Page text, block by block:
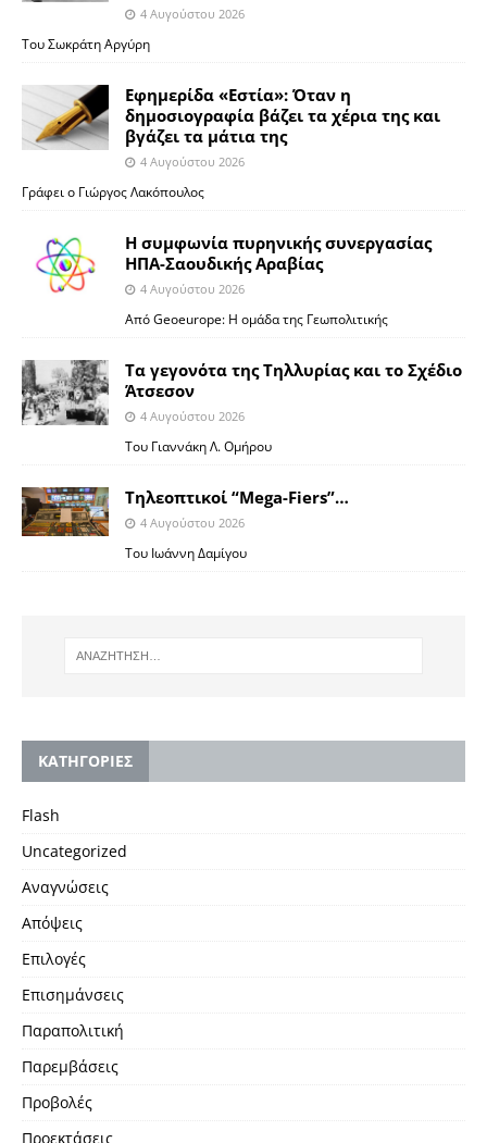
4 Αυγούστου 2026
Του Σωκράτη Αργύρη
Εφημερίδα «Εστία»: Όταν η
δημοσιογραφία βάζει τα χέρια της και
βγάζει τα μάτια της
4 Αυγούστου 2026
Γράφει ο Γιώργος Λακόπουλος
Η συμφωνία πυρηνικής συνεργασίας
ΗΠΑ-Σαουδικής Αραβίας
4 Αυγούστου 2026
Από Geoeurope: H ομάδα της Γεωπολιτικής
Τα γεγονότα της Τηλλυρίας και το Σχέδιο
Άτσεσον
4 Αυγούστου 2026
Toυ Γιαννάκη Λ. Ομήρου
Tηλεοπτικοί “Mega-Fiers”…
4 Αυγούστου 2026
Toυ Ιωάννη Δαμίγου
KΑΤΗΓΟΡΙΕΣ
Flash
Uncategorized
Αναγνώσεις
Απόψεις
Επιλογές
Επισημάνσεις
Παραπολιτική
Παρεμβάσεις
Προβολές
Προεκτάσεις